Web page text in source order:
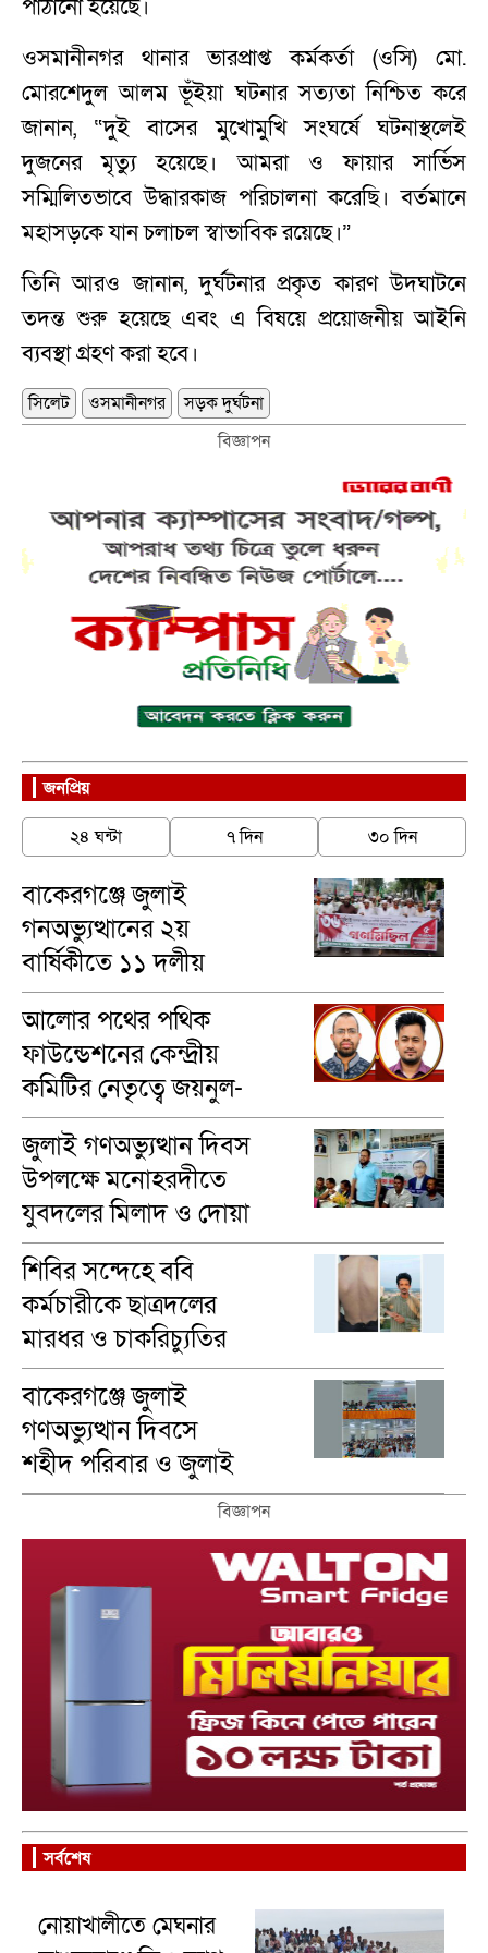
পাঠানো হয়েছে।
ওসমানীনগর থানার ভারপ্রাপ্ত কর্মকর্তা (ওসি) মো.
মোরশেদুল আলম ভূঁইয়া ঘটনার সত্যতা নিশ্চিত করে
জানান, “দুই বাসের মুখোমুখি সংঘর্ষে ঘটনাস্থলেই
দুজনের মৃত্যু হয়েছে। আমরা ও ফায়ার সার্ভিস
সম্মিলিতভাবে উদ্ধারকাজ পরিচালনা করেছি। বর্তমানে
মহাসড়কে যান চলাচল স্বাভাবিক রয়েছে।”
তিনি আরও জানান, দুর্ঘটনার প্রকৃত কারণ উদঘাটনে
তদন্ত শুরু হয়েছে এবং এ বিষয়ে প্রয়োজনীয় আইনি
ব্যবস্থা গ্রহণ করা হবে।
সিলেট ওসমানীনগর
সড়ক দুর্ঘটনা
বিজ্ঞাপন
জনপ্রিয়
২৪ ঘন্টা ৭ দিন ৩০ দিন
বাকেরগঞ্জে জুলাই
গনঅভ্যুত্থানের ২য়
বার্ষিকীতে ১১ দলীয়
ঐক্যের গণমিছিল
আলোর পথের পথিক
ফাউন্ডেশনের কেন্দ্রীয়
কমিটির নেতৃত্বে জয়নুল-
মাসুম
জুলাই গণঅভ্যুত্থান দিবস
উপলক্ষে মনোহরদীতে
যুবদলের মিলাদ ও দোয়া
মাহফিল অনুষ্ঠিত
শিবির সন্দেহে ববি
কর্মচারীকে ছাত্রদলের
মারধর ও চাকরিচ্যুতির
অভিযোগ
বাকেরগঞ্জে জুলাই
গণঅভ্যুত্থান দিবসে
শহীদ পরিবার ও জুলাই
যোদ্ধাদের সংবর্ধনা
বিজ্ঞাপন
সর্বশেষ
নোয়াখালীতে মেঘনার